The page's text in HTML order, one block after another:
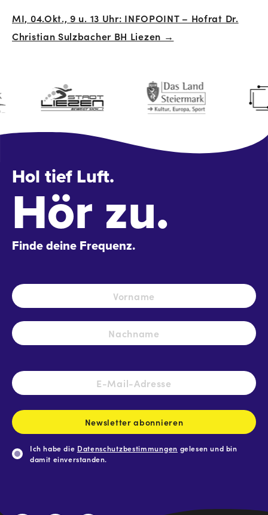
MI, 04.Okt., 9 u. 13 Uhr: INFOPOINT – Hofrat Dr.
Christian Sulzbacher BH Liezen →
Hol tief Luft.
Hör zu.
Finde deine Frequenz.
Name *
E-
Mail-
Newsletter abonnieren
Ich habe die Datenschutzbestimmungen gelesen und bin
damit einverstanden.